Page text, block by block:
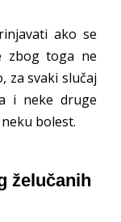
ako se
zbog toga ne
za svaki slučaj
i neke druge
bolest.
želučanih